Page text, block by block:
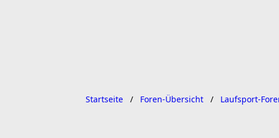
Startseite Foren-Übersicht Laufsport-